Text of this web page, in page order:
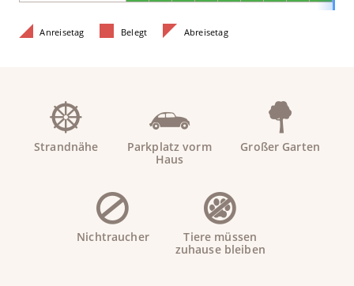
Anreisetag Belegt Abreisetag
Strandnähe
Parkplatz vorm
Haus
Großer Garten
Nichtraucher
Tiere müssen
zuhause bleiben